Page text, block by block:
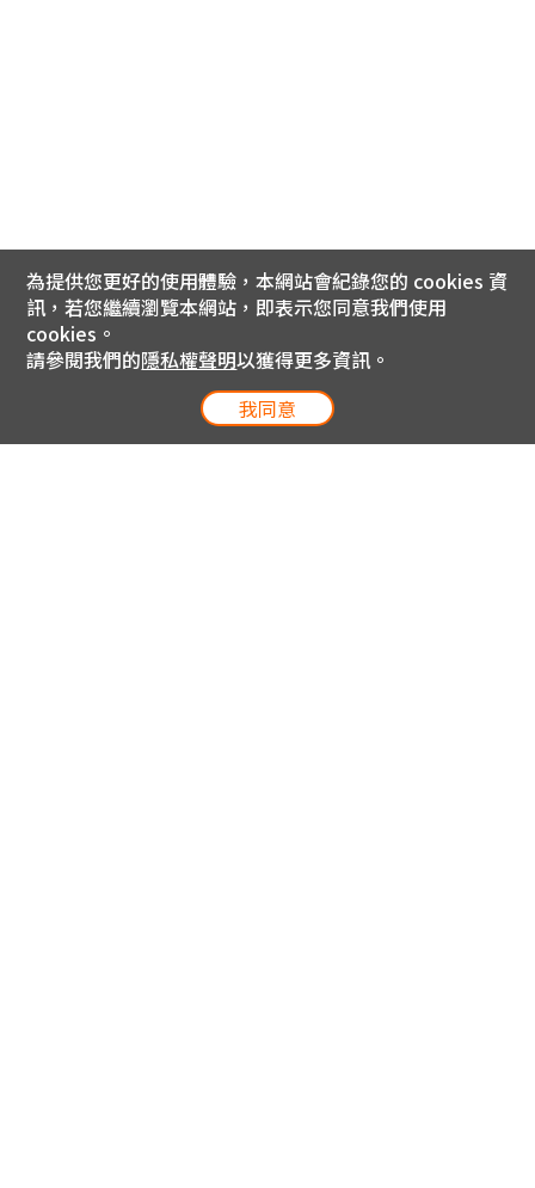
為提供您更好的使用體驗，本網站會紀錄您的 cookies 資
訊，若您繼續瀏覽本網站，即表示您同意我們使用
cookies。
請參閱我們的隱私權聲明以獲得更多資訊。
我同意